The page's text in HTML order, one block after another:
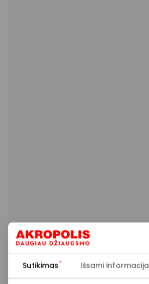
Sutikimas Išsami informacija